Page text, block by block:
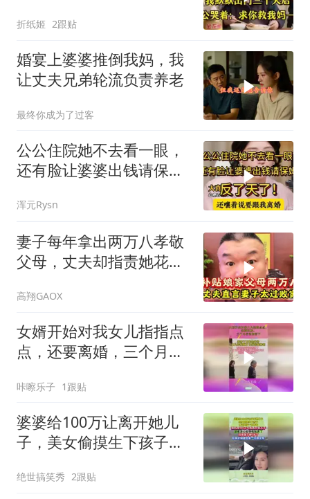
折纸姬 2跟贴
婚宴上婆婆推倒我妈，我
让丈夫兄弟轮流负责养老
最终你成为了过客
公公住院她不去看一眼，
还有脸让婆婆出钱请保
浑元Rysn
妻子每年拿出两万八孝敬
父母，丈夫却指责她花钱
高翔GAOX
女婿开始对我女儿指指点
点，还要离婚，三个月后
咔嚓乐子 1跟贴
婆婆给100万让离开她儿
子，美女偷摸生下孩子，
绝世搞笑秀 2跟贴